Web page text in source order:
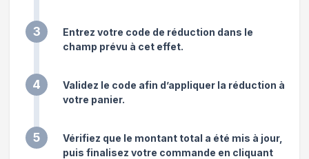
3
Entrez votre code de réduction dans le
champ prévu à cet effet.
4
Validez le code afin d’appliquer la réduction à
votre panier.
5
Vérifiez que le montant total a été mis à jour,
puis finalisez votre commande en cliquant